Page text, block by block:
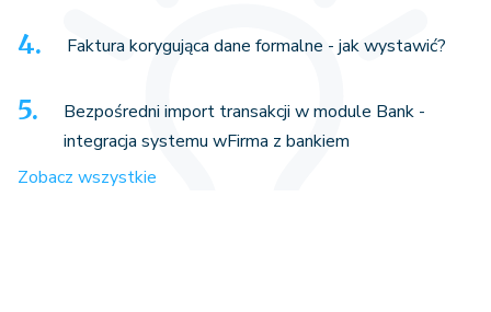
Faktura korygująca dane formalne - jak wystawić?
Bezpośredni import transakcji w module Bank -
integracja systemu wFirma z bankiem
Zobacz wszystkie